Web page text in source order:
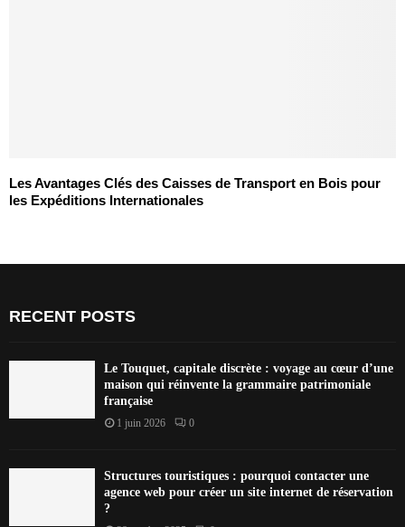
Les Avantages Clés des Caisses de Transport en Bois pour
les Expéditions Internationales
RECENT POSTS
Le Touquet, capitale discrète : voyage au cœur d’une
maison qui réinvente la grammaire patrimoniale
française
1 juin 2026 0
Structures touristiques : pourquoi contacter une
agence web pour créer un site internet de réservation
?